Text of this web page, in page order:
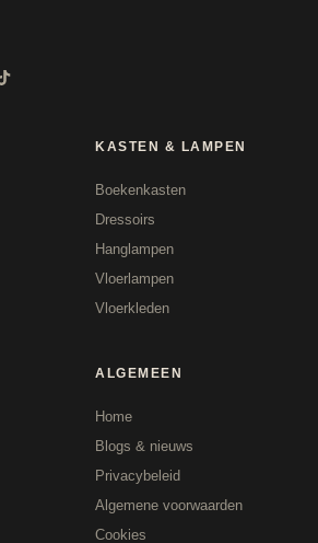
KASTEN & LAMPEN
Boekenkasten
Dressoirs
Hanglampen
Vloerlampen
Vloerkleden
ALGEMEEN
Home
Blogs & nieuws
Privacybeleid
Algemene voorwaarden
Cookies